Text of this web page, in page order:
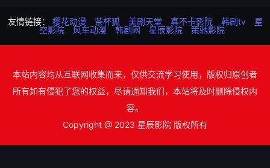
友情链接： 樱花动漫 茶杯狐 美剧天堂 真不卡影院 韩剧tv
星
空影院
风车动漫 韩剧网 星辰影院 策驰影院
本站内容均从互联网收集而来，仅供交流学习使用，版权归原创者
所有如有侵犯了您的权益，尽请通知我们，本站将及时删除侵权内
容。
Copyright @ 2023 星辰影院 版权所有